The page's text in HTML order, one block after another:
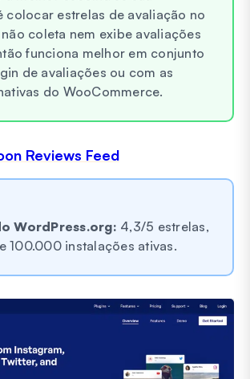
colocar estrelas de avaliação no
coleta nem exibe avaliações
funciona melhor em conjunto
de avaliações ou com as
do WooCommerce.
Reviews Feed
WordPress.org: 4,3/5 estrelas,
100.000 instalações ativas.